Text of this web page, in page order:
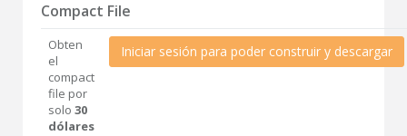
Compact File
Obten
el
compact
file por
solo 30
dólares
Iniciar sesión para poder construir y descargar